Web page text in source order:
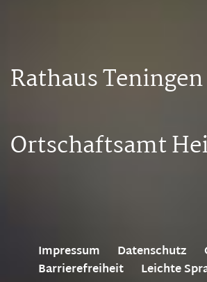
Rathaus Teningen
Ortschaftsamt
Impressum Datenschutz
Barrierefreiheit
Leichte